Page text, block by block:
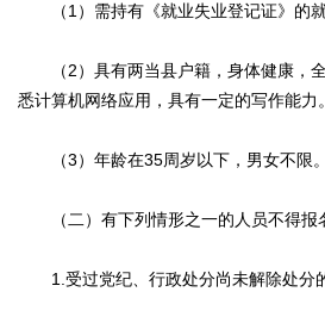
（1）需持有《就业失业登记证》的就
（2）具有两当县户籍，身体健康，
悉计算机网络应用，具有一定的写作能力。
（3）年龄在35周岁以下，男女不限。
（二）有下列情形之一的人员不得报
1.受过党纪、行政处分尚未解除处分